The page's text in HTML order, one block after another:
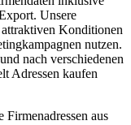
Unsere
Konditionen
nutzen.
nach verschiedenen
Adressen kaufen
Firmenadressen aus